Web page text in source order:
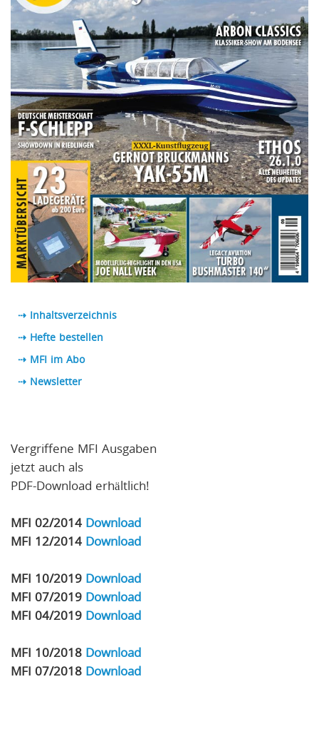
⇢ Inhaltsverzeichnis
⇢ Hefte bestellen
⇢ MFI im Abo
⇢ Newsletter
Vergriffene MFI Ausgaben
jetzt auch als
PDF-Download erhältlich!
MFI 02/2014 Download
MFI 12/2014 Download
MFI 10/2019 Download
MFI 07/2019 Download
MFI 04/2019 Download
MFI 10/2018 Download
MFI 07/2018 Download